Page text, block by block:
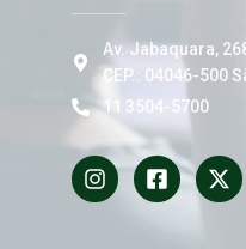
Av. Jabaquara,
CEP.: 04046-500
11 3504-5700